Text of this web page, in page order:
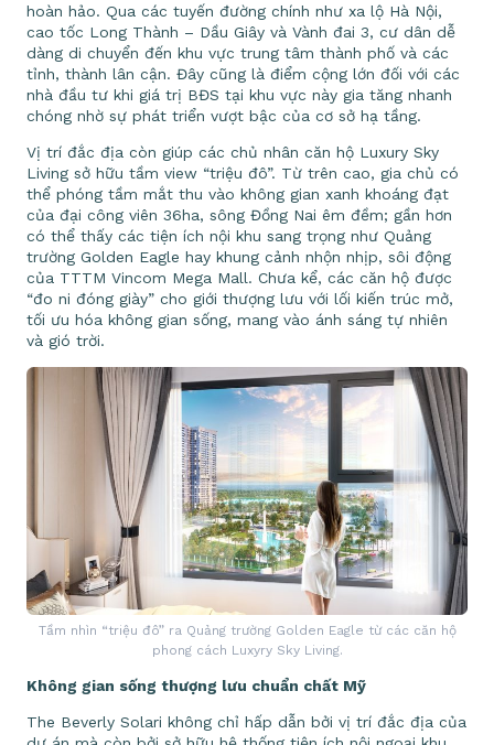
hoàn hảo. Qua các tuyến đường chính như xa lộ Hà Nội,
cao tốc Long Thành – Dầu Giây và Vành đai 3, cư dân dễ
dàng di chuyển đến khu vực trung tâm thành phố và các
tỉnh, thành lân cận. Đây cũng là điểm cộng lớn đối với các
nhà đầu tư khi giá trị BĐS tại khu vực này gia tăng nhanh
chóng nhờ sự phát triển vượt bậc của cơ sở hạ tầng.
Vị trí đắc địa còn giúp các chủ nhân căn hộ Luxury Sky
Living sở hữu tầm view “triệu đô”. Từ trên cao, gia chủ có
thể phóng tầm mắt thu vào không gian xanh khoáng đạt
của đại công viên 36ha, sông Đồng Nai êm đềm; gần hơn
có thể thấy các tiện ích nội khu sang trọng như Quảng
trường Golden Eagle hay khung cảnh nhộn nhịp, sôi động
của TTTM Vincom Mega Mall. Chưa kể, các căn hộ được
“đo ni đóng giày” cho giới thượng lưu với lối kiến trúc mở,
tối ưu hóa không gian sống, mang vào ánh sáng tự nhiên
và gió trời.
Tầm nhìn “triệu đô” ra Quảng trường Golden Eagle từ các căn hộ
phong cách Luxyry Sky Living.
Không gian sống thượng lưu chuẩn chất Mỹ
The Beverly Solari không chỉ hấp dẫn bởi vị trí đắc địa của